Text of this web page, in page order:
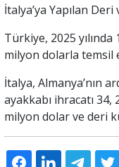
İtalya’ya Yapılan
Türkiye, 2025
milyon dolarla temsil
İtalya, Almanya’nın
ayakkabı ihracatı
milyon dolar ve deri